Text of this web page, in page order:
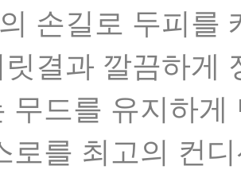
손길로 두피를
결과 깔끔하게
무드를 유지하
로를 최고의 컨